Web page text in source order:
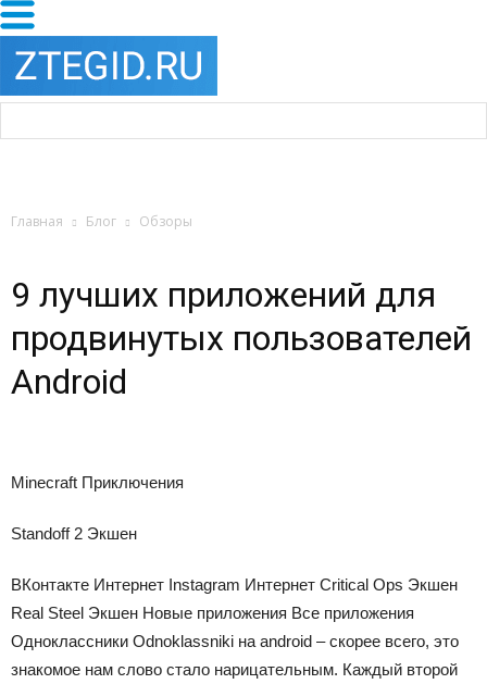
Главная Блог Обзоры
9 лучших приложений для
продвинутых пользователей
Android
Minecraft Приключения
Standoff 2 Экшен
ВКонтакте Интернет Instagram Интернет Critical Ops Экшен
Real Steel Экшен Новые приложения Все приложения
Одноклассники Odnoklassniki на android – скорее всего, это
знакомое нам слово стало нарицательным. Каждый второй